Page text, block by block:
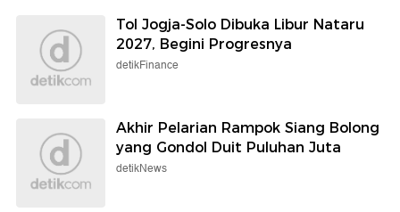
Tol Jogja-Solo Dibuka Libur Nataru
2027, Begini Progresnya
detikFinance
Akhir Pelarian Rampok Siang Bolong
yang Gondol Duit Puluhan Juta
detikNews